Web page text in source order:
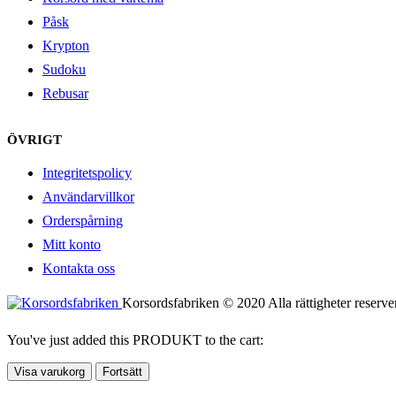
Påsk
Krypton
Sudoku
Rebusar
ÖVRIGT
Integritetspolicy
Användarvillkor
Orderspårning
Mitt konto
Kontakta oss
Korsordsfabriken © 2020 Alla rättigheter
You've just added this PRODUKT to the cart:
Visa varukorg Fortsätt